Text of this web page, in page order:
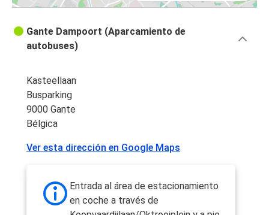
Gante Dampoort (Aparcamiento de
autobuses)
Kasteellaan
Busparking
9000 Gante
Bélgica
Ver esta dirección en Google Maps
Entrada al área de estacionamiento
en coche a través de